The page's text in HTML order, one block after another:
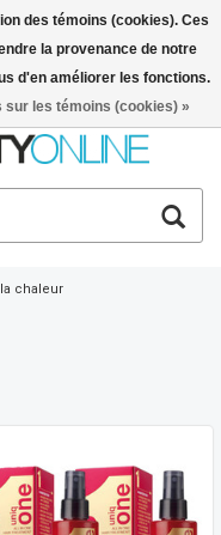
Français
chaleur
des témoins (cookies). Ces
la provenance de notre
d'en améliorer les fonctions.
sur les témoins (cookies) »